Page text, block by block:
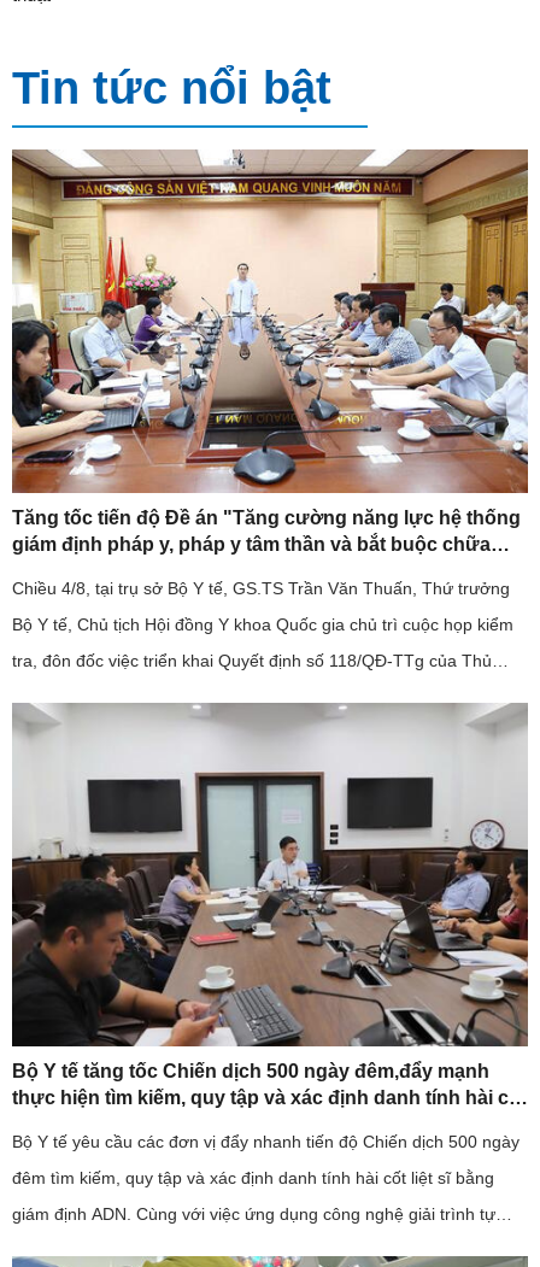
Tin tức nổi bật
Tăng tốc tiến độ Đề án "Tăng cường năng lực hệ thống
giám định pháp y, pháp y tâm thần và bắt buộc chữa
Chiều 4/8, tại trụ sở Bộ Y tế, GS.TS Trần Văn Thuấn, Thứ trưởng
Bộ Y tế, Chủ tịch Hội đồng Y khoa Quốc gia chủ trì cuộc họp kiểm
tra, đôn đốc việc triển khai Quyết định số 118/QĐ-TTg của Thủ
Bộ Y tế tăng tốc Chiến dịch 500 ngày đêm,đẩy mạnh
thực hiện tìm kiếm, quy tập và xác định danh tính hài cốt
Bộ Y tế yêu cầu các đơn vị đẩy nhanh tiến độ Chiến dịch 500 ngày
đêm tìm kiếm, quy tập và xác định danh tính hài cốt liệt sĩ bằng
giám định ADN. Cùng với việc ứng dụng công nghệ giải trình tự